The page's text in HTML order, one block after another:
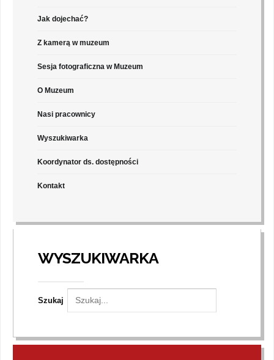
Jak dojechać?
Z kamerą w muzeum
Sesja fotograficzna w Muzeum
O Muzeum
Nasi pracownicy
Wyszukiwarka
Koordynator ds. dostępności
Kontakt
WYSZUKIWARKA
Szukaj